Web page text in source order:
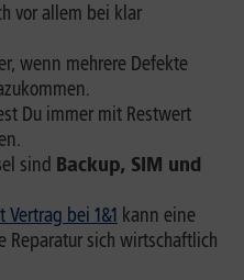
vor allem bei klar
wenn mehrere Defekte
Du immer mit Restwert
sind Backup, SIM und
bei 1&1 kann eine
sich wirtschaftlich